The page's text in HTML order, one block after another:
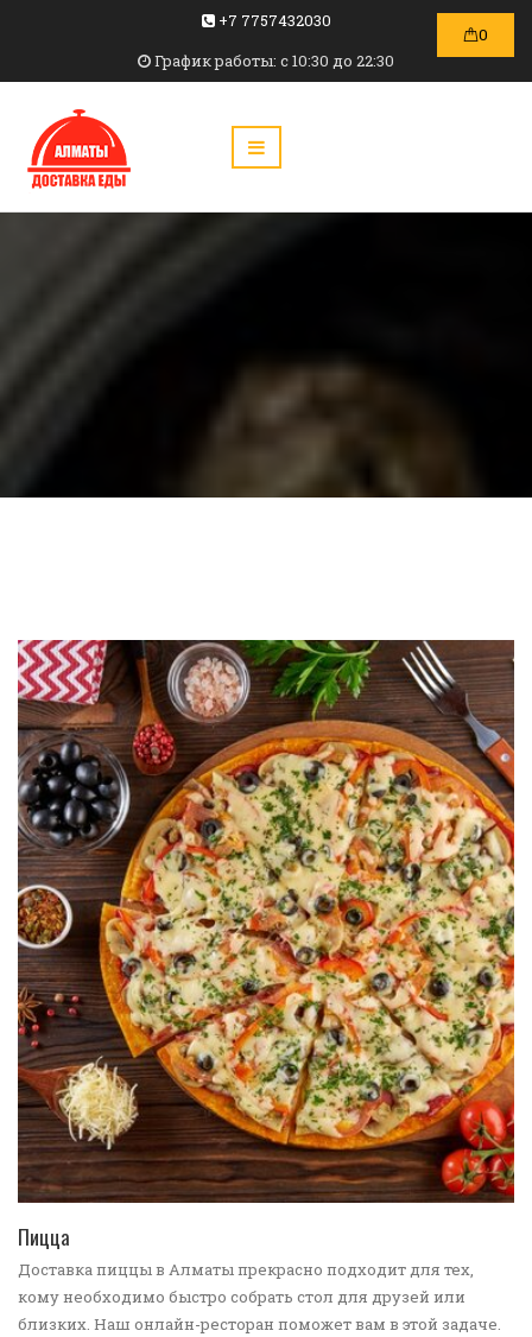
+7 7757432030
График работы: c 10:30 до 22:30
0
Пицца
Доставка пиццы в Алматы прекрасно подходит для тех,
кому необходимо быстро собрать стол для друзей или
близких. Наш онлайн-ресторан поможет вам в этой задаче.